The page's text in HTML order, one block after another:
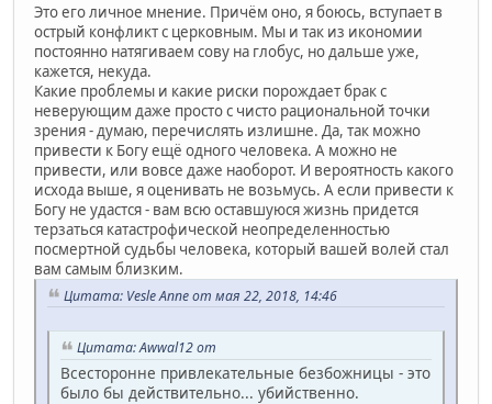
Это его личное мнение. Причём оно, я боюсь, вступает в
острый конфликт с церковным. Мы и так из икономии
постоянно натягиваем сову на глобус, но дальше уже,
кажется, некуда.
Какие проблемы и какие риски порождает брак с
неверующим даже просто с чисто рациональной точки
зрения - думаю, перечислять излишне. Да, так можно
привести к Богу ещё одного человека. А можно не
привести, или вовсе даже наоборот. И вероятность какого
исхода выше, я оценивать не возьмусь. А если привести к
Богу не удастся - вам всю оставшуюся жизнь придется
терзаться катастрофической неопределенностью
посмертной судьбы человека, который вашей волей стал
вам самым близким.
Цитата: Vesle Anne от мая 22, 2018, 14:46
Цитата: Awwal12 от
Всесторонне привлекательные безбожницы - это
было бы действительно... убийственно.